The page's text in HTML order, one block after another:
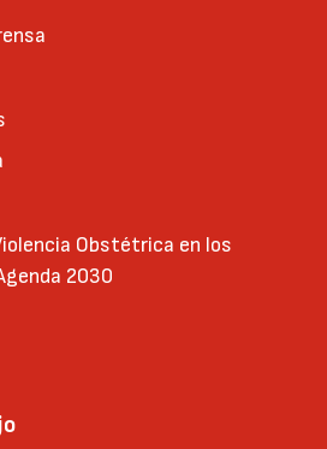
Obstétrica en los
2030